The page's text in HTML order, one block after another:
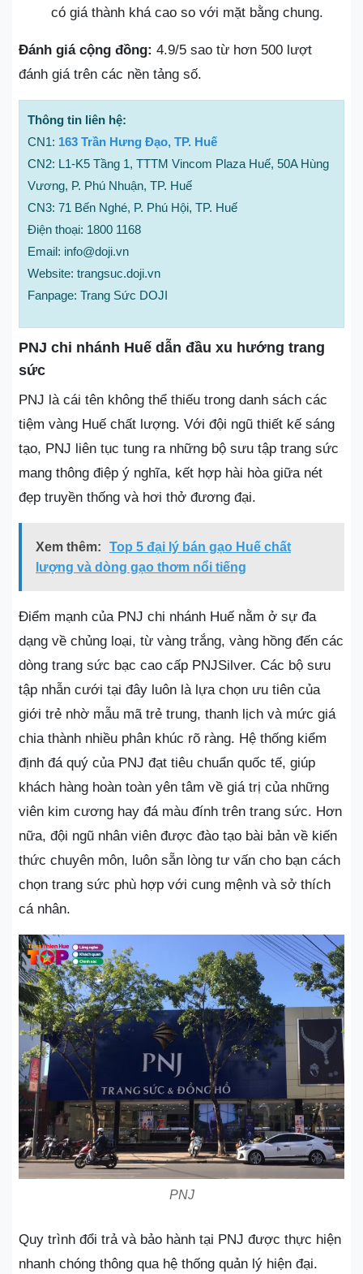
có giá thành khá cao so với mặt bằng chung.
Đánh giá cộng đồng: 4.9/5 sao từ hơn 500 lượt
đánh giá trên các nền tảng số.
Thông tin liên hệ:
CN1: 163 Trần Hưng Đạo, TP. Huế
CN2: L1-K5 Tầng 1, TTTM Vincom Plaza Huế, 50A Hùng
Vương, P. Phú Nhuận, TP. Huế
CN3: 71 Bến Nghé, P. Phú Hội, TP. Huế
Điện thoại: 1800 1168
Email: info@doji.vn
Website: trangsuc.doji.vn
Fanpage: Trang Sức DOJI
PNJ chi nhánh Huế dẫn đầu xu hướng trang
sức
PNJ là cái tên không thể thiếu trong danh sách các
tiệm vàng Huế chất lượng. Với đội ngũ thiết kế sáng
tạo, PNJ liên tục tung ra những bộ sưu tập trang sức
mang thông điệp ý nghĩa, kết hợp hài hòa giữa nét
đẹp truyền thống và hơi thở đương đại.
Xem thêm:
Top 5 đại lý bán gạo Huế chất
lượng và dòng gạo thơm nổi tiếng
Điểm mạnh của PNJ chi nhánh Huế nằm ở sự đa
dạng về chủng loại, từ vàng trắng, vàng hồng đến các
dòng trang sức bạc cao cấp PNJSilver. Các bộ sưu
tập nhẫn cưới tại đây luôn là lựa chọn ưu tiên của
giới trẻ nhờ mẫu mã trẻ trung, thanh lịch và mức giá
chia thành nhiều phân khúc rõ ràng. Hệ thống kiểm
định đá quý của PNJ đạt tiêu chuẩn quốc tế, giúp
khách hàng hoàn toàn yên tâm về giá trị của những
viên kim cương hay đá màu đính trên trang sức. Hơn
nữa, đội ngũ nhân viên được đào tạo bài bản về kiến
thức chuyên môn, luôn sẵn lòng tư vấn cho bạn cách
chọn trang sức phù hợp với cung mệnh và sở thích
cá nhân.
PNJ
Quy trình đổi trả và bảo hành tại PNJ được thực hiện
nhanh chóng thông qua hệ thống quản lý hiện đại.